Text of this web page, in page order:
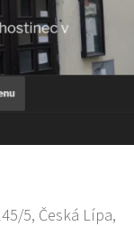
5, Česká Lípa,